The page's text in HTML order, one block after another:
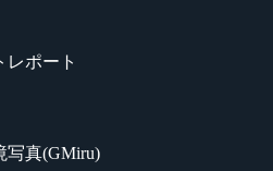
レポート
写真(GMiru)